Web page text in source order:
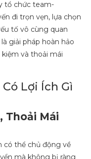
tổ chức team-
đi trọn vẹn, lựa chọn
tố vô cùng quan
giải pháp hoàn hảo
và thoải mái
Lợi Ích Gì
Thoải Mái
có thể chủ động về
mà không bị ràng